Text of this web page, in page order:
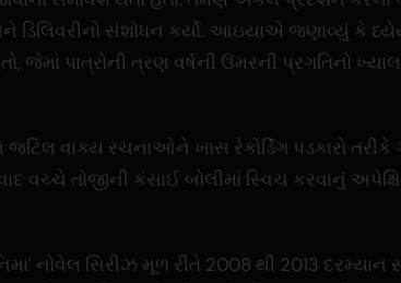
ડિલિવરીનો સંશોધન કર્યો. આઇયાએ જણાવ્યું કે
જેમાં પાત્રોની ત્રણ વર્ષની ઉંમરની પ્રગતિનો
વાક્ય રચનાઓને ખાસ રેકોર્ડિંગ પડકારો તરીકે
વચ્ચે તોજીની કંસાઈ બોલીમાં સ્વિચ કરવાનું
નોવેલ સિરીઝ મૂળ રીતે 2008 થી 2013